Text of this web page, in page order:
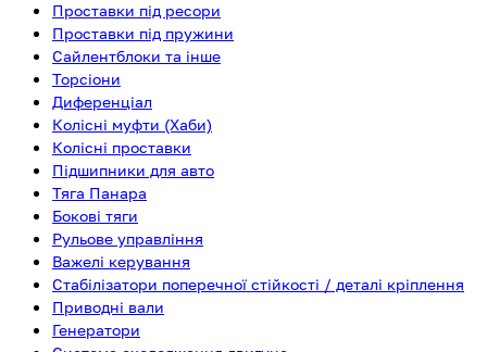
Проставки під ресори
Проставки під пружини
Сайлентблоки та інше
Торсіони
Диференціал
Колісні муфти (Хаби)
Колісні проставки
Підшипники для авто
Тяга Панара
Бокові тяги
Рульове управління
Важелі керування
Стабілізатори поперечної стійкості / деталі кріплення
Приводні вали
Генератори